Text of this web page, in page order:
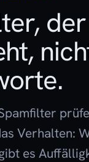
Verhalten:
es